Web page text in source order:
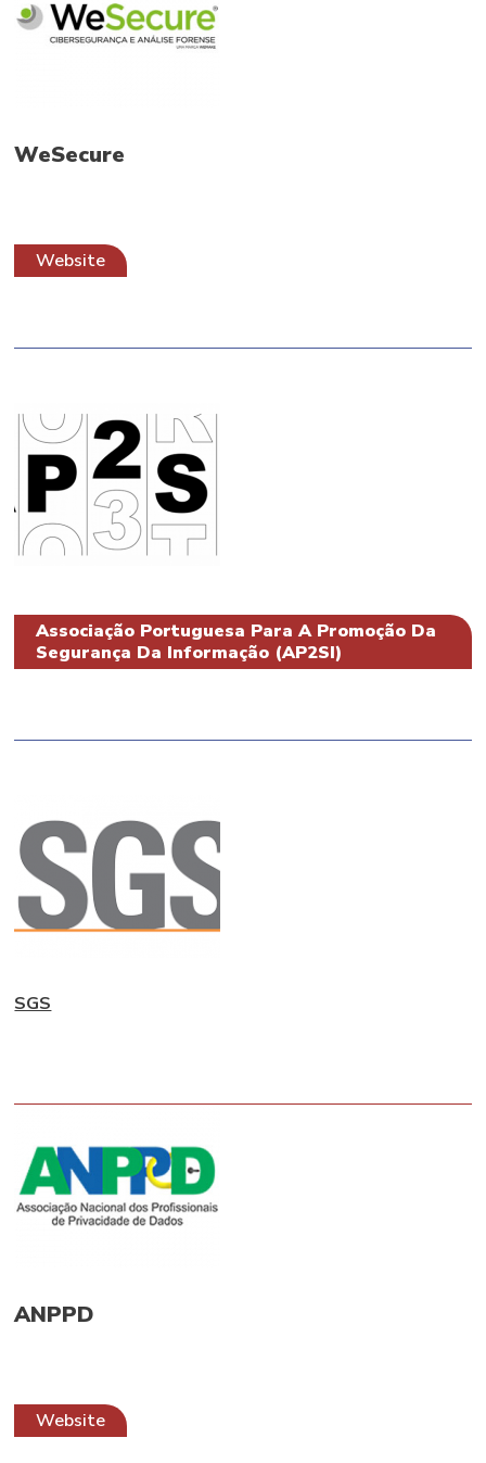
WeSecure
Website
Associação Portuguesa Para A Promoção Da
Segurança Da Informação (AP2SI)
SGS
ANPPD
Website